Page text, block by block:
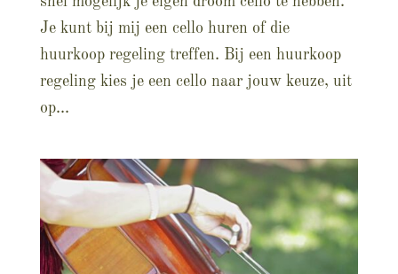
Je kunt bij mij een cello huren of die
huurkoop regeling treffen. Bij een huurkoop
regeling kies je een cello naar jouw keuze, uit
op...